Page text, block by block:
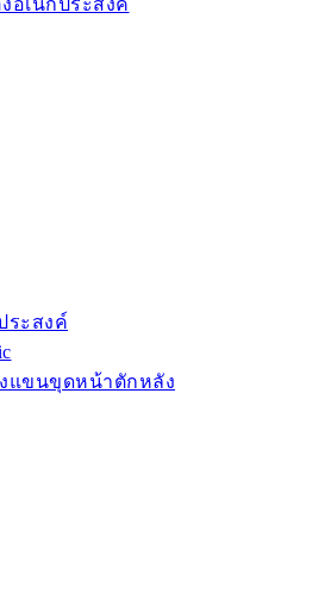
อเนกประสงค์
ระสงค์
แขนขุดหน้าตักหลัง